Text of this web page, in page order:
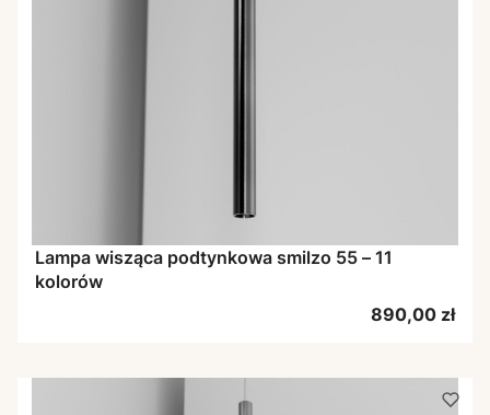
Lampa wisząca podtynkowa smilzo 55 – 11
kolorów
Cena
890,00 zł